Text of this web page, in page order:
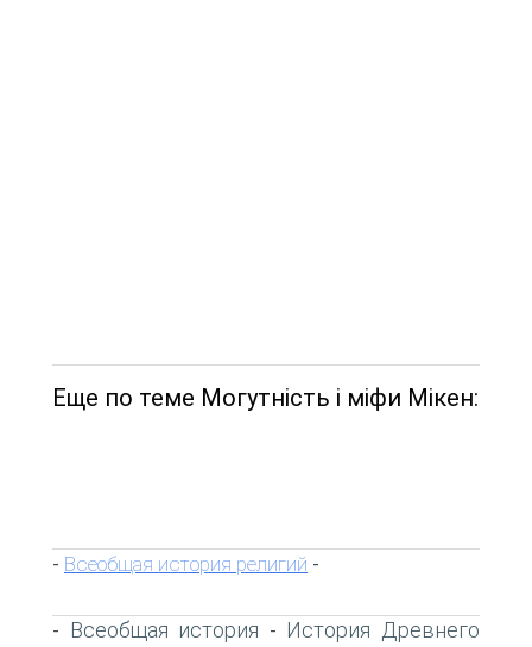
Еще по теме Могутність і міфи Мікен:
- Всеобщая история религий -
- Всеобщая история - История Древнего